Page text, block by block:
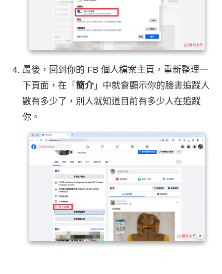
最後，回到你的 FB 個人檔案主頁，重新整理一
下頁面，在「 簡介」中就會顯示你的臉書追蹤人
數有多少了，別人就知道目前有多少人在追蹤
你。